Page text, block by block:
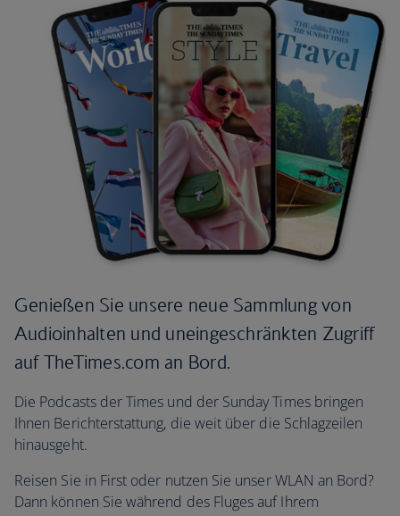
Genießen Sie unsere neue Sammlung von
Audioinhalten und uneingeschränkten Zugriff
auf TheTimes.com an Bord.
Die Podcasts der Times und der Sunday Times bringen
Ihnen Berichterstattung, die weit über die Schlagzeilen
hinausgeht.
Reisen Sie in First oder nutzen Sie unser WLAN an Bord?
Dann können Sie während des Fluges auf Ihrem